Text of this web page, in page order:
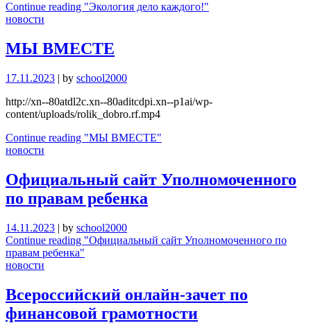
Continue reading "Экология дело каждого!"
новости
МЫ ВМЕСТЕ
17.11.2023 | by school2000
http://xn--80atdl2c.xn--80aditcdpi.xn--p1ai/wp-
content/uploads/rolik_dobro.rf.mp4
Continue reading "МЫ ВМЕСТЕ"
новости
Официальный сайт Уполномоченного
по правам ребенка
14.11.2023 | by school2000
Continue reading "Официальный сайт Уполномоченного по
правам ребенка"
новости
Всероссийский онлайн-зачет по
финансовой грамотности